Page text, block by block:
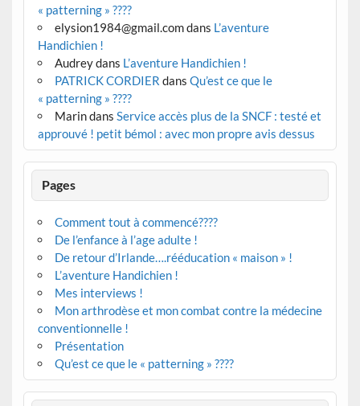
« patterning » ????
elysion1984@gmail.comdans L’aventure
Handichien !
Audreydans L’aventure Handichien !
PATRICK CORDIER dans Qu’est ce que le
« patterning » ????
Marindans Service accès plus de la SNCF : testé et
approuvé ! petit bémol : avec mon propre avis dessus
Pages
Comment tout à commencé????
De l’enfance à l’age adulte !
De retour d’Irlande….rééducation « maison » !
L’aventure Handichien !
Mes interviews !
Mon arthrodèse et mon combat contre la médecine
conventionnelle !
Présentation
Qu’est ce que le « patterning » ????